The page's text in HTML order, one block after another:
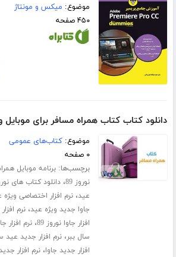
موضوع: میکس و مونتاژ
۴۵۰ صفحه
دانلود کتاب کتاب همراه مسافر برای موبایل
موضوع:کتاب‌های عمومی
۰ صفحه
برچسب‌ها:برنامه موبایل همراه
نوروز 89
،دانلود کتاب های
عید،نرم افزار اختصاصی ویژه
جاوا جدید ویژه عید،نرم
افزار جاوا نوروز 89
،نرم افزار
سال ببر،نرم افزار جدید عید
افزار جدید جاوا،نرم افزار